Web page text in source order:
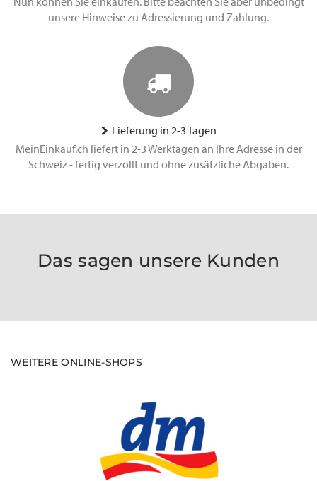
unsere Hinweise zu Adressierung und Zahlung.
Lieferung in 2-3 Tagen
MeinEinkauf.ch liefert in 2-3 Werktagen an Ihre Adresse in der
Schweiz - fertig verzollt und ohne zusätzliche Abgaben.
Das sagen unsere Kunden
WEITERE ONLINE-SHOPS